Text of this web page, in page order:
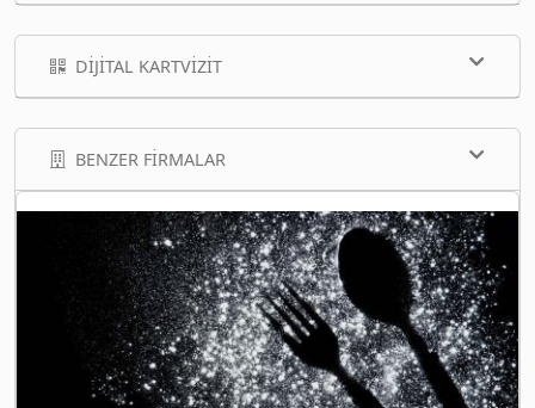
DIJITAL KARTVIZIT
BENZER FIRMALAR